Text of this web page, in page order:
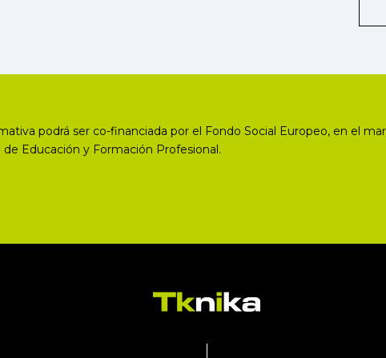
podrá ser co-financiada por el Fondo Social Europeo, en el
de Educación y Formación Profesional.